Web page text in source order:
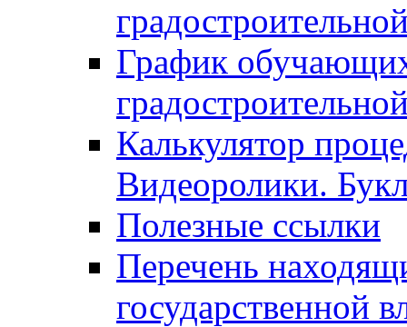
График
Калькулятор
Видеоролики.
Полезные ссылки
Перечень
государственной